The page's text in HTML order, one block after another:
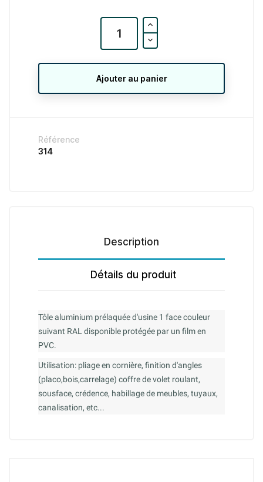
Ajouter au panier
Référence
314
Description
Détails du produit
Tôle aluminium prélaquée d'usine 1 face couleur
suivant RAL disponible protégée par un film en
PVC.
Utilisation: pliage en cornière, finition d'angles
(placo,bois,carrelage) coffre de volet roulant,
sousface, crédence, habillage de meubles, tuyaux,
canalisation, etc...